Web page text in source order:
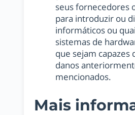
seus fornecedores
para introduzir ou
informáticos ou
sistemas de
que sejam capazes
danos
mencionados.
Mais